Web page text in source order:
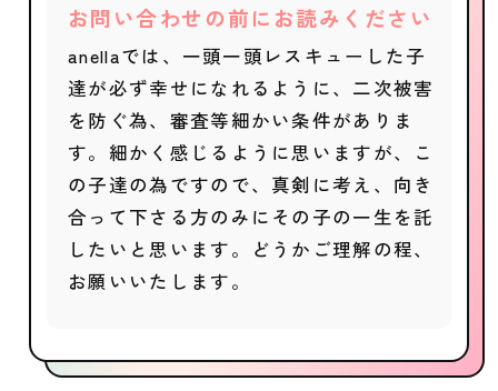
お問い合わせの前にお読みください
anellaでは、一頭一頭レスキューした子
達が必ず幸せになれるように、二次被害
を防ぐ為、審査等細かい条件がありま
す。細かく感じるように思いますが、こ
の子達の為ですので、真剣に考え、向き
合って下さる方のみにその子の一生を託
したいと思います。どうかご理解の程、
お願いいたします。